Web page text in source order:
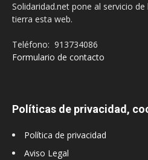
Solidaridad.net pone al servicio
tierra esta web.
Teléfono: 913734086
Formulario de contacto
Políticas de privacidad,
Política de privacidad
Aviso Legal